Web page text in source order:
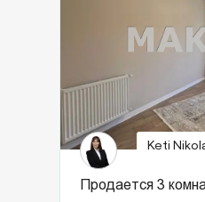
Keti
Продается 3 комнатная